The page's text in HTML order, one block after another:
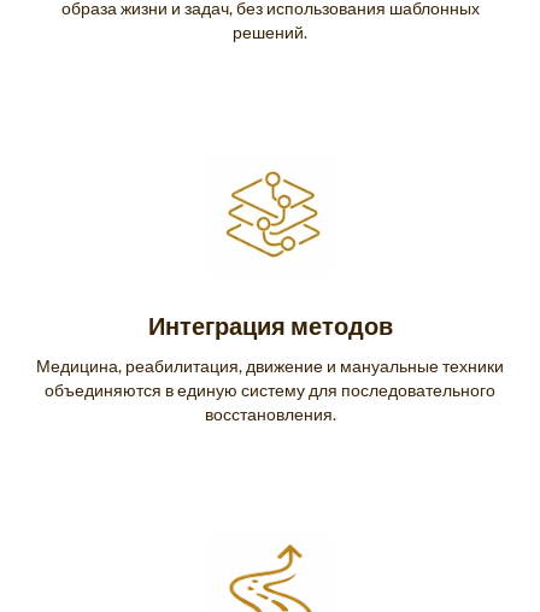
образа жизни и задач, без использования шаблонных
решений.
Интеграция методов
Медицина, реабилитация, движение и мануальные техники
объединяются в единую систему для последовательного
восстановления.